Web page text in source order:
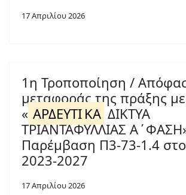
17 Απριλίου 2026
1η Τροποποίηση /
μεταφοράς της πράξης με
« ΑΡΔΕΥΤΙ ΚΑ ΔΙΚΤΥΑ
ΤΡΙΑΝΤΑΦΥΛΛΙΑΣ
Παρέμβαση Π3-73-1.4
2023-2027
17 Απριλίου 2026